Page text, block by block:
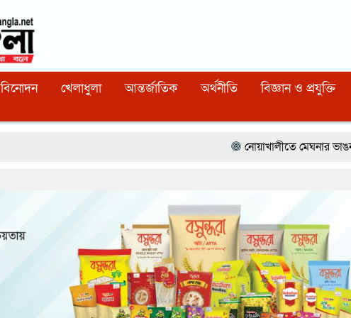
বিনোদন খেলাধুলা আন্তর্জাতিক অর্থনীতি বিজ্ঞান ও প্রযুক্তি
নোয়াখালীতে মেঘনার ভাঙনরোধে জিও